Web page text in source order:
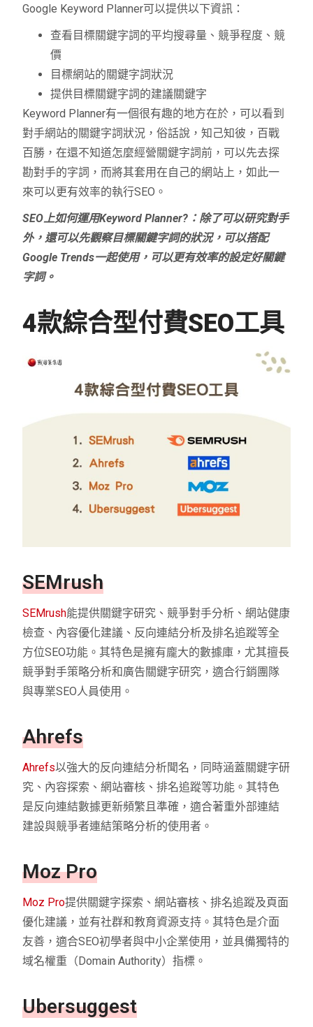
Google Keyword Planner可以提供以下資訊：
查看目標關鍵字詞的平均搜尋量、競爭程度、競
價
目標網站的關鍵字詞狀況
提供目標關鍵字詞的建議關鍵字
Keyword Planner有一個很有趣的地方在於，可以看到
對手網站的關鍵字詞狀況，俗話說，知己知彼，百戰
百勝，在還不知道怎麼經營關鍵字詞前，可以先去探
勘對手的字詞，而將其套用在自己的網站上，如此一
來可以更有效率的執行SEO。
SEO上如何運用Keyword Planner?：除了可以研究對手
外，還可以先觀察目標關鍵字詞的狀況，可以搭配
Google Trends一起使用，可以更有效率的設定好關鍵
字詞。
4款綜合型付費SEO工具
SEMrush
SEMrush能提供關鍵字研究、競爭對手分析、網站健康
檢查、內容優化建議、反向連結分析及排名追蹤等全
方位SEO功能。其特色是擁有龐大的數據庫，尤其擅長
競爭對手策略分析和廣告關鍵字研究，適合行銷團隊
與專業SEO人員使用。
Ahrefs
Ahrefs以強大的反向連結分析聞名，同時涵蓋關鍵字研
究、內容探索、網站審核、排名追蹤等功能。其特色
是反向連結數據更新頻繁且準確，適合著重外部連結
建設與競爭者連結策略分析的使用者。
Moz Pro
Moz Pro提供關鍵字探索、網站審核、排名追蹤及頁面
優化建議，並有社群和教育資源支持。其特色是介面
友善，適合SEO初學者與中小企業使用，並具備獨特的
域名權重（Domain Authority）指標。
Ubersuggest